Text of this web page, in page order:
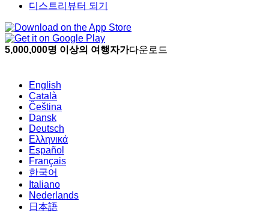
디스트리뷰터 되기
5,000,000명 이상의 여행자가다운로드
English
Català
Čeština
Dansk
Deutsch
Ελληνικά
Español
Français
한국어
Italiano
Nederlands
日本語